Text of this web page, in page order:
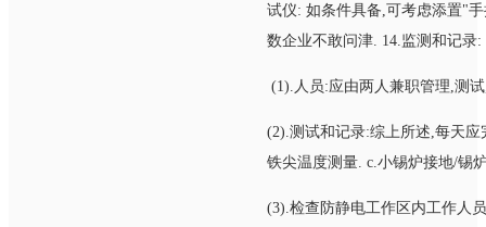
试仪: 如条件具备,可考虑添置"
数企业不敢问津. 14.监测和记录:
(1).人员:应由两人兼职管理,测
(2).测试和记录:综上所述,每天
铁尖温度测量. c.小锡炉接地/锡
(3).检查防静电工作区内工作人